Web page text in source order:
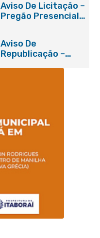
Aviso De Licitação –
Pregão Presencial
Aviso De
Republicação –